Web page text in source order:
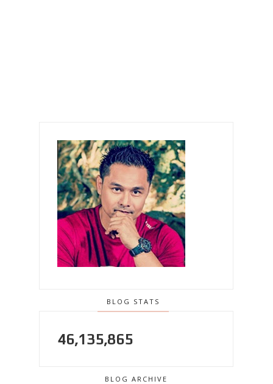
BLOG STATS
46,135,865
BLOG ARCHIVE